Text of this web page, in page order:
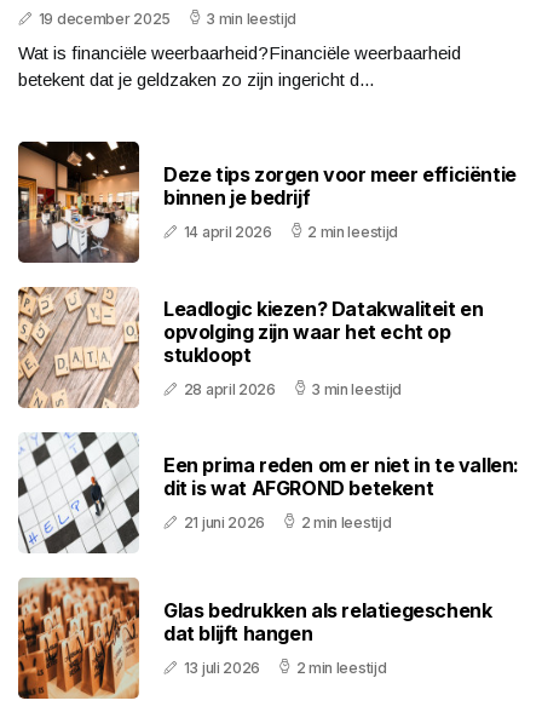
19 december 2025 3 min leestijd
Wat is financiële weerbaarheid?Financiële weerbaarheid
betekent dat je geldzaken zo zijn ingericht d...
Deze tips zorgen voor meer efficiëntie
binnen je bedrijf
14 april 2026 2 min leestijd
Leadlogic kiezen? Datakwaliteit en
opvolging zijn waar het echt op
stukloopt
28 april 2026 3 min leestijd
Een prima reden om er niet in te vallen:
dit is wat AFGROND betekent
21 juni 2026 2 min leestijd
Glas bedrukken als relatiegeschenk
dat blijft hangen
13 juli 2026 2 min leestijd